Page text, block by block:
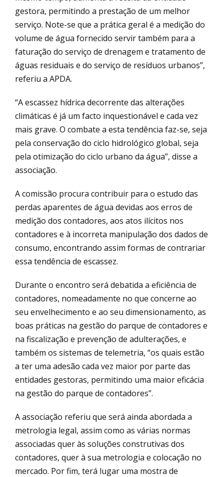
gestora, permitindo a prestação de um melhor
serviço. Note-se que a prática geral é a medição do
volume de água fornecido servir também para a
faturação do serviço de drenagem e tratamento de
águas residuais e do serviço de resíduos urbanos”,
referiu a APDA.
“A escassez hídrica decorrente das alterações
climáticas é já um facto inquestionável e cada vez
mais grave. O combate a esta tendência faz-se, seja
pela conservação do ciclo hidrológico global, seja
pela otimização do ciclo urbano da água”, disse a
associação.
A comissão procura contribuir para o estudo das
perdas aparentes de água devidas aos erros de
medição dos contadores, aos atos ilícitos nos
contadores e à incorreta manipulação dos dados de
consumo, encontrando assim formas de contrariar
essa tendência de escassez.
Durante o encontro será debatida a eficiência de
contadores, nomeadamente no que concerne ao
seu envelhecimento e ao seu dimensionamento, as
boas práticas na gestão do parque de contadores e
na fiscalização e prevenção de adulterações, e
também os sistemas de telemetria, “os quais estão
a ter uma adesão cada vez maior por parte das
entidades gestoras, permitindo uma maior eficácia
na gestão do parque de contadores”.
A associação referiu que será ainda abordada a
metrologia legal, assim como as várias normas
associadas quer às soluções construtivas dos
contadores, quer à sua metrologia e colocação no
mercado. Por fim, terá lugar uma mostra de